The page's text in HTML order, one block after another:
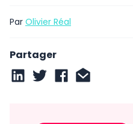
Par Olivier Réal
Partager